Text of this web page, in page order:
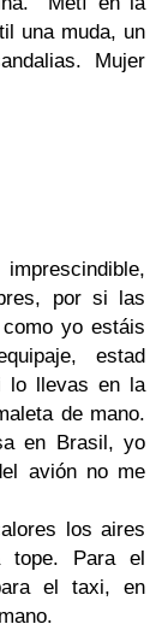
una muda, un
Mujer
por si las
yo estáis
estad
lo llevas en la
de mano.
en Brasil, yo
avión no me
los aires
tope. Para el
el taxi, en